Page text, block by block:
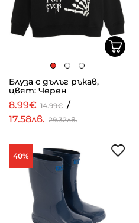
Блуза с дълъг ръкав,
цвят: Черен
8.99€ 14.99€ /
17.58лв. 29.32лв.
40%